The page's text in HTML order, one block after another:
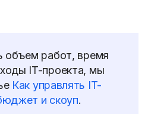
объем работ, время
IT-проекта, мы
Как управлять IT-
и скоуп.